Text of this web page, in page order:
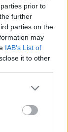
prior to
further
parties on the
may
IAB’s List of
it to other
titulą
čiau CH
dieną –
malamutas
IZ